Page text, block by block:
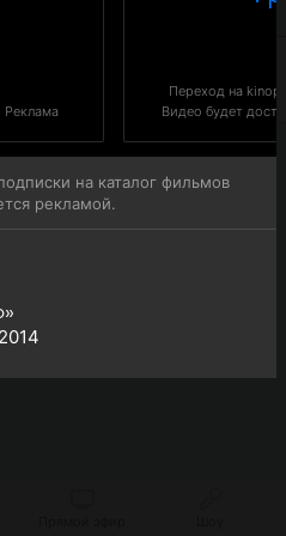
Реклама
Переход на
Видео будет
на каталог фильмов
рекламой.